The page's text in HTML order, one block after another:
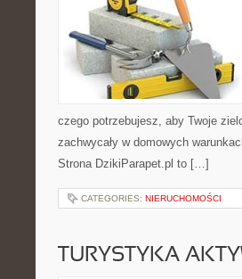
czego potrzebujesz, aby Twoje
zachwycały w domowych
Strona DzikiParapet.pl to […]
CATEGORIES: NIERUCHOMOŚCI
TURYSTYKA